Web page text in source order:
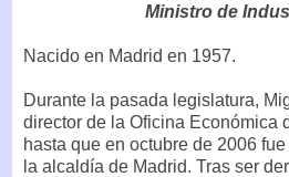
Ministro de
Nacido en Madrid en 1957.
Durante la pasada legislatura,
director de la Oficina Económica
hasta que en octubre de 2006
la alcaldía de Madrid. Tras ser